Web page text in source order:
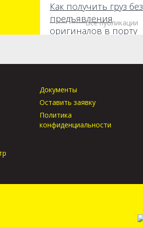
Как получить груз без
предъявления
оригиналов в порту
Все публикации
Документы
Оставить заявку
Политика
конфиденциальности